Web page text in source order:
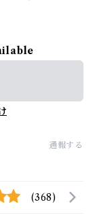
通報する
(368)